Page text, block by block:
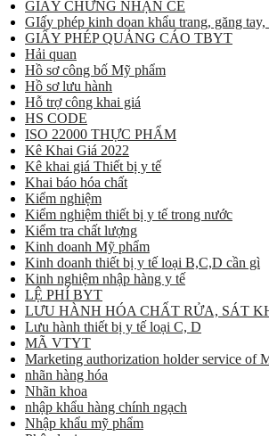
GIẤY CHỨNG NHẬN CE
GIấy phép kinh doan khẩu trang, găng
GIẤY PHÉP QUẢNG CÁO TBYT
Hải quan
Hồ sơ công bố Mỹ phẩm
Hồ sơ lưu hành
Hỗ trợ công khai giá
HS CODE
ISO 22000 THỰC PHẨM
Kê Khai Giá 2022
Kê khai giá Thiết bị y tế
Khai báo hóa chất
Kiểm nghiệm
Kiểm nghiệm thiết bị y tế trong nước
Kiểm tra chất lượng
Kinh doanh Mỹ phẩm
Kinh doanh thiết bị y tế loại B,C,D cần gì
Kinh nghiệm nhập hàng y tế
LỆ PHÍ BYT
LƯU HÀNH HÓA CHẤT RỬA, SÁT
Lưu hành thiết bị y tế loại C, D
MÃ VTYT
Marketing authorization holder service of
nhãn hàng hóa
Nhãn khoa
nhập khẩu hàng chính ngạch
Nhập khẩu mỹ phẩm